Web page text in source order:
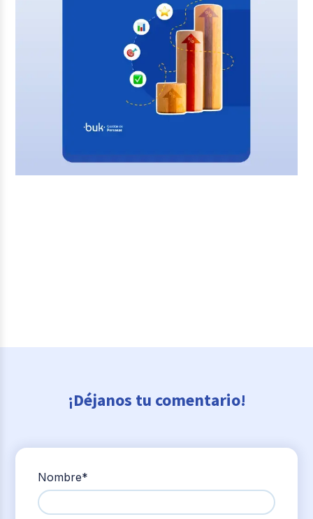
¡Déjanos tu comentario!
Nombre*